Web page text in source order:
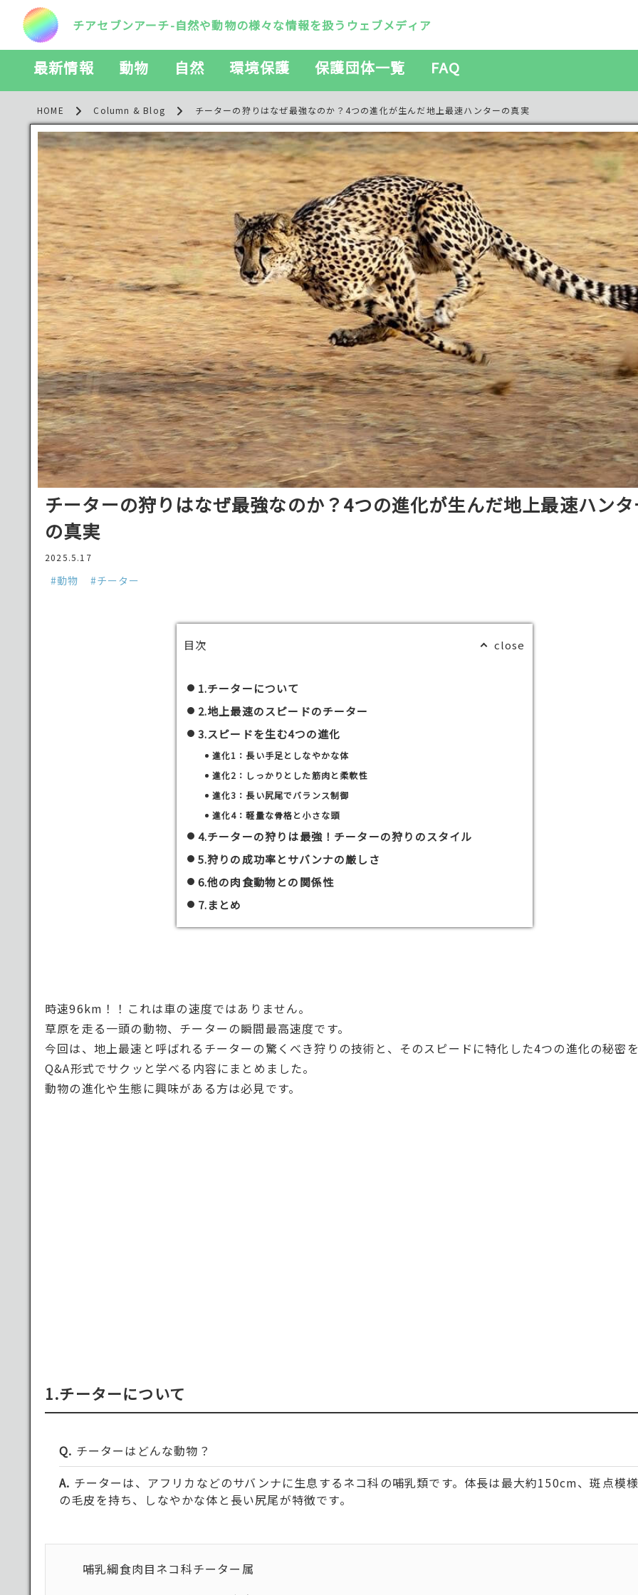
チアセブンアーチ-自然や動物の様々な情報を扱うウェブメディア
最新情報 動物 自然 環境保護 保護団体一覧 FAQ
HOME Column & Blog チーターの狩りはなぜ最強なのか？4つの進化が生んだ地上最速ハンターの真実
チーターの狩りはなぜ最強なのか？4つの進化が生んだ地上最速ハン
の真実
2025.5.17
#動物 #チーター
目次
1.チーターについて
2.地上最速のスピードのチーター
3.スピードを生む4つの進化
進化1：長い手足としなやかな体
進化2：しっかりとした筋肉と柔軟性
進化3：長い尻尾でバランス制御
進化4：軽量な骨格と小さな頭
4.チーターの狩りは最強！チーターの狩りのスタイル
5.狩りの成功率とサバンナの厳しさ
6.他の肉食動物との関係性
7.まとめ
時速96km！！これは車の速度ではありません。
草原を走る一頭の動物、チーターの瞬間最高速度です。
今回は、地上最速と呼ばれるチーターの驚くべき狩りの技術と、そのスピードに特化した4つの進化の秘密
Q&A形式でサクッと学べる内容にまとめました。
動物の進化や生態に興味がある方は必見です。
1.チーターについて
チーターはどんな動物？
チーターは、アフリカなどのサバンナに生息するネコ科の哺乳類です。体長は最大約150cm、斑点模
の毛皮を持ち、しなやかな体と長い尻尾が特徴です。
哺乳綱食肉目ネコ科チーター属